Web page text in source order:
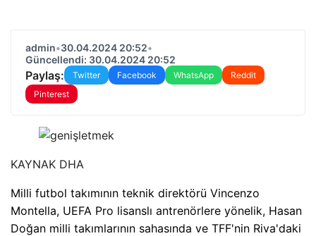
admin•30.04.2024 20:52•
Güncellendi: 30.04.2024 20:52
Paylaş: Twitter Facebook WhatsApp
Reddit
Pinterest
KAYNAK DHA
Milli futbol takımının teknik direktörü Vincenzo
Montella, UEFA Pro lisanslı antrenörlere yönelik, Hasan
Doğan milli takımlarının sahasında ve TFF'nin Riva'daki